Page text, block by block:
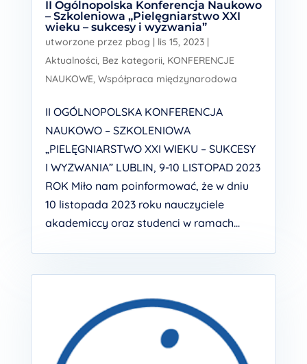
II Ogólnopolska Konferencja Naukowo
– Szkoleniowa „Pielęgniarstwo XXI
wieku – sukcesy i wyzwania”
utworzone przez pbog | lis 15, 2023|
Aktualności, Bez kategorii, KONFERENCJE
NAUKOWE, Współpraca międzynarodowa
II OGÓLNOPOLSKA KONFERENCJA
NAUKOWO – SZKOLENIOWA
„PIELĘGNIARSTWO XXI WIEKU – SUKCESY
I WYZWANIA” LUBLIN, 9-10 LISTOPAD 2023
ROK Miło nam poinformować, że w dniu
10 listopada 2023 roku nauczyciele
akademiccy oraz studenci w ramach...